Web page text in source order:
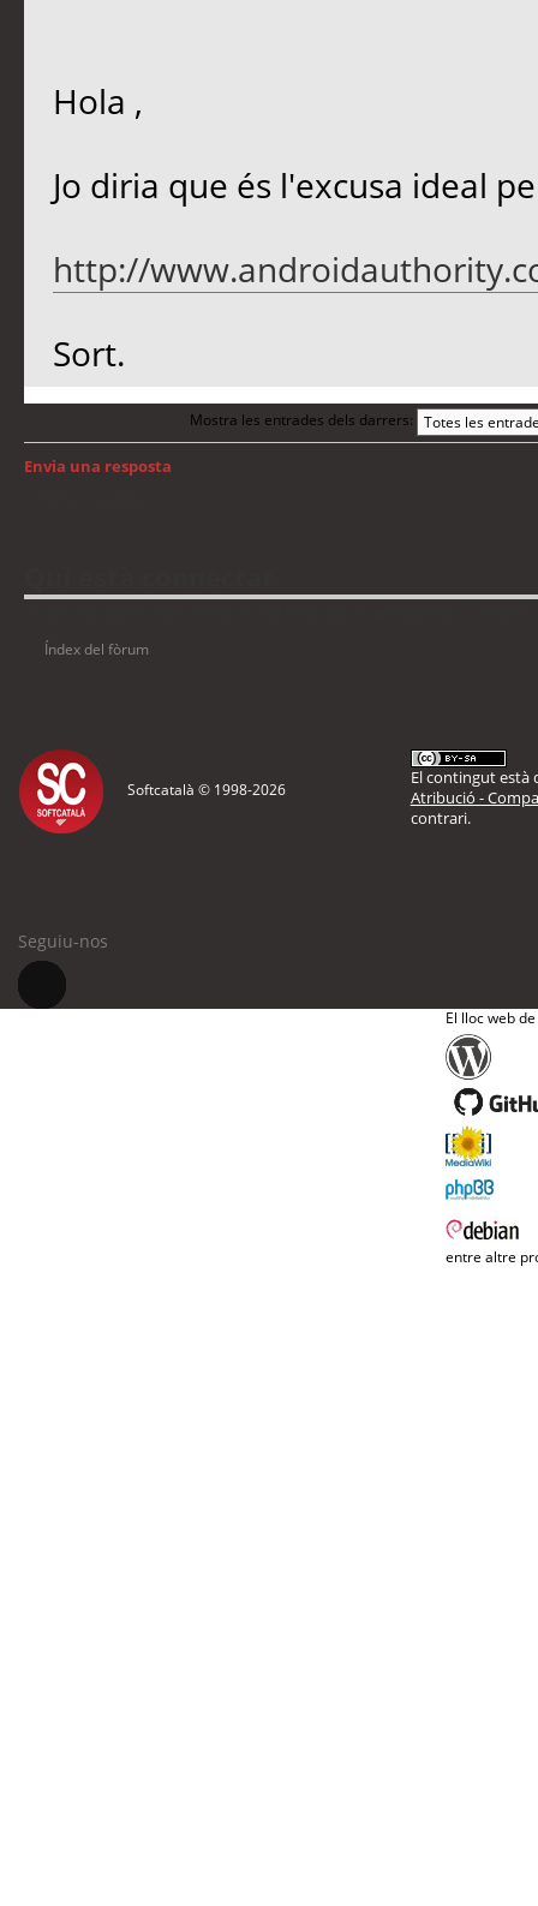
Hola ,
Jo diria que és l'excusa ideal
http://
Sort.
Mostra les entrades dels darrers:
Envia una resposta
Índex del fòrum
Softcatalà © 1998-2026
El contingut està
Atribució -
contrari.
Seguiu-nos
El lloc web
entre altre